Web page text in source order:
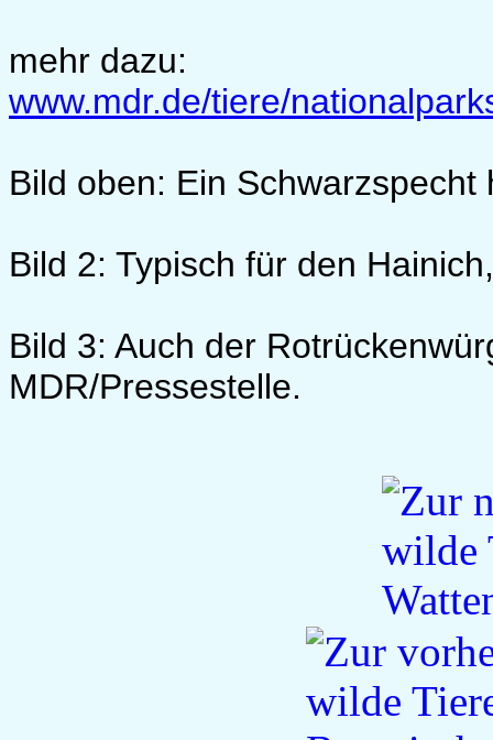
mehr dazu:
www.mdr.de/tiere/
Bild oben: Ein
Bild 2: Typisch für den
Bild 3: Auch der
MDR/Pressestelle.